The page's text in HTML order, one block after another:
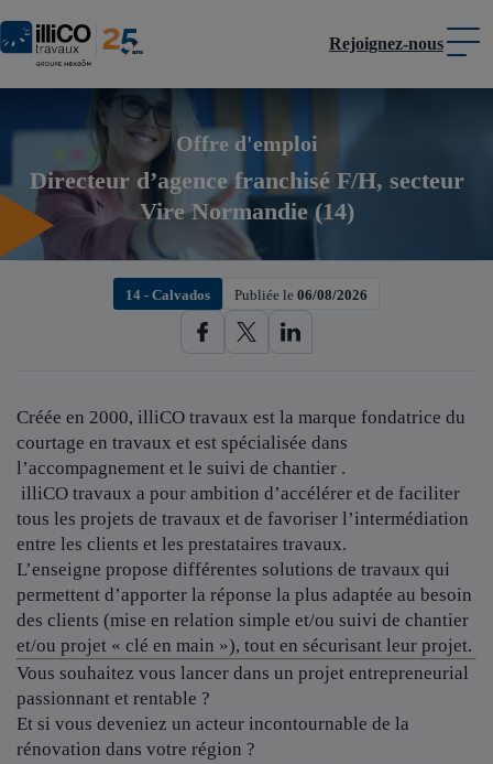
Panneau de gestion des cookies
Rejoignez-nous
Offre d'emploi
Directeur d’agence franchisé F/H, secteur
Vire Normandie (14)
14 - Calvados Publiée le 06/08/2026
Créée en 2000, illiCO travaux est la marque fondatrice du
courtage en travaux et est spécialisée dans
l’accompagnement et le suivi de chantier .
illiCO travaux a pour ambition d’accélérer et de faciliter
tous les projets de travaux et de favoriser l’intermédiation
entre les clients et les prestataires travaux.
L’enseigne propose différentes solutions de travaux qui
permettent d’apporter la réponse la plus adaptée au besoin
des clients (mise en relation simple et/ou suivi de chantier
et/ou projet « clé en main »), tout en sécurisant leur projet.
Vous souhaitez vous lancer dans un projet entrepreneurial
passionnant et rentable ?
Et si vous deveniez un acteur incontournable de la
rénovation dans votre région ?